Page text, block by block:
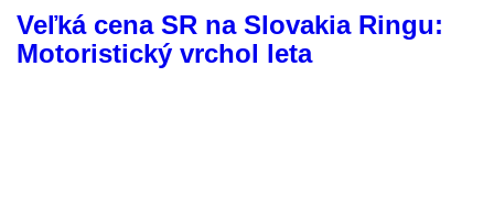
Veľká cena SR na Slovakia Ringu:
Motoristický vrchol leta